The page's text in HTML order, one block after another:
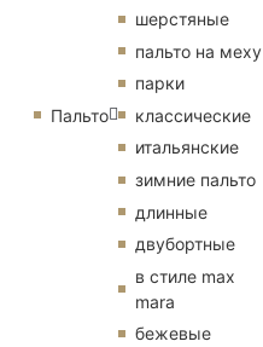
Пальто
шерстяные
пальто на меху
парки
классические
итальянские
зимние пальто
длинные
двубортные
в стиле max
mara
бежевые